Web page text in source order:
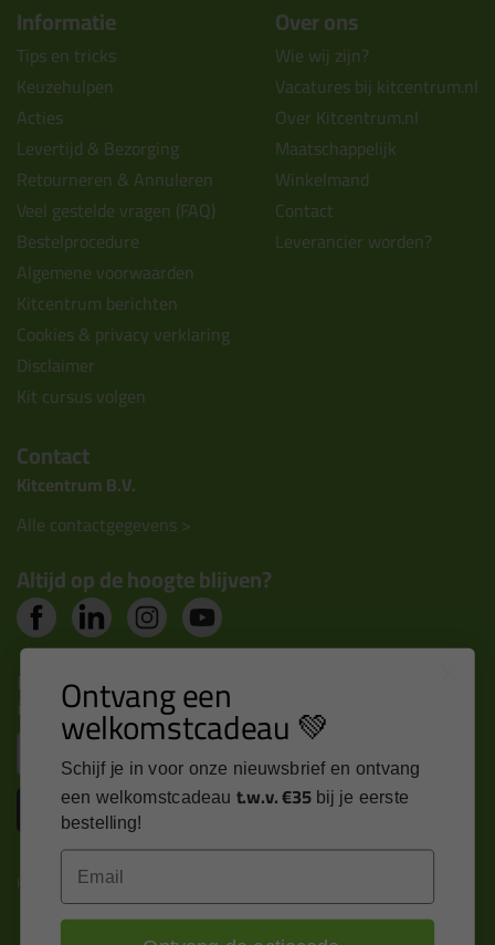
Informatie
Tips en tricks
Keuzehulpen
Acties
Levertijd & Bezorging
Retourneren & Annuleren
Veel gestelde vragen (FAQ)
Bestelprocedure
Algemene voorwaarden
Kitcentrum berichten
Cookies & privacy verklaring
Disclaimer
Kit cursus volgen
Over ons
Wie wij zijn?
Vacatures bij kitcentrum.nl
Over Kitcentrum.nl
Maatschappelijk
Winkelmand
Contact
Leverancier worden?
Contact
Kitcentrum B.V.
Alle contactgegevens >
Altijd op de hoogte blijven?
Nieuws, tips en exclusieve deals rechtstreeks in je
inbox
Inschrijven
Kitcentrum is trots op:
Ontvang een
welkomstcadeau 💚
Schijf je in voor onze nieuwsbrief en ontvang
een welkomstcadeau t.w.v. €35 bij je eerste
bestelling!
Email